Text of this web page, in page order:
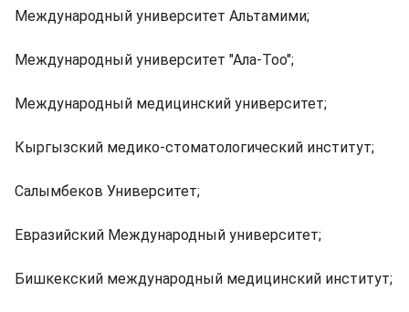
Международный университет Альтамими;
Международный университет "Ала-Тоо";
Международный медицинский университет;
Кыргызский медико-стоматологический институт;
Салымбеков Университет;
Евразийский Международный университет;
Бишкекский международный медицинский институт;